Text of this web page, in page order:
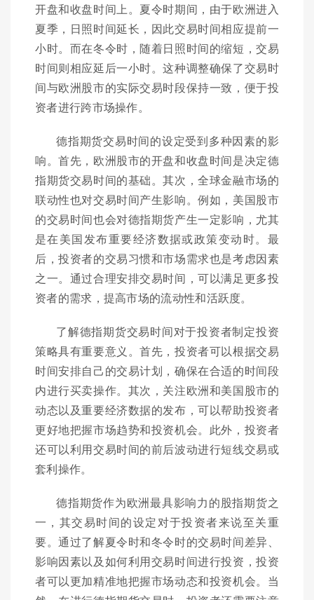
开盘和收盘时间上。夏令时期间，由于欧洲进入
夏季，日照时间延长，因此交易时间相应提前一
小时。而在冬令时，随着日照时间的缩短，交易
时间则相应延后一小时。这种调整确保了交易时
间与欧洲股市的实际交易时段保持一致，便于投
资者进行跨市场操作。
德指期货交易时间的设定受到多种因素的影
响。首先，欧洲股市的开盘和收盘时间是决定德
指期货交易时间的基础。其次，全球金融市场的
联动性也对交易时间产生影响。例如，美国股市
的交易时间也会对德指期货产生一定影响，尤其
是在美国发布重要经济数据或政策变动时。最
后，投资者的交易习惯和市场需求也是考虑因素
之一。通过合理安排交易时间，可以满足更多投
资者的需求，提高市场的流动性和活跃度。
了解德指期货交易时间对于投资者制定投资
策略具有重要意义。首先，投资者可以根据交易
时间安排自己的交易计划，确保在合适的时间段
内进行买卖操作。其次，关注欧洲和美国股市的
动态以及重要经济数据的发布，可以帮助投资者
更好地把握市场趋势和投资机会。此外，投资者
还可以利用交易时间的前后波动进行短线交易或
套利操作。
德指期货作为欧洲最具影响力的股指期货之
一，其交易时间的设定对于投资者来说至关重
要。通过了解夏令时和冬令时的交易时间差异、
影响因素以及如何利用交易时间进行投资，投资
者可以更加精准地把握市场动态和投资机会。当